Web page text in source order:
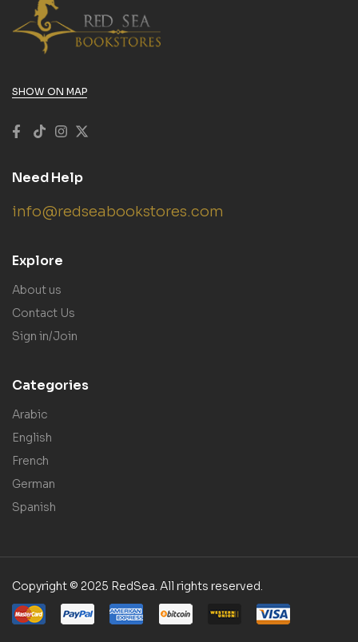
SHOW ON MAP
Need Help
info@redseabookstores.com
Explore
About us
Contact Us
Sign in/Join
Categories
Arabic
English
French
German
Spanish
Copyright © 2025 RedSea. All rights reserved.